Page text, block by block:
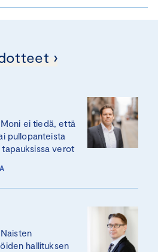
›
ei tiedä, että
pullopanteista
verot
hallituksen